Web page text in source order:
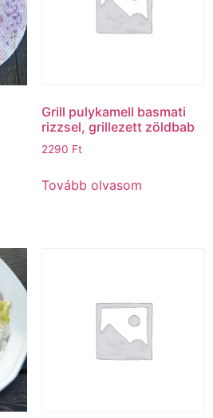
Grill pulykamell basmati
rizzsel, grillezett zöldbab
2290 Ft
Tovább olvasom